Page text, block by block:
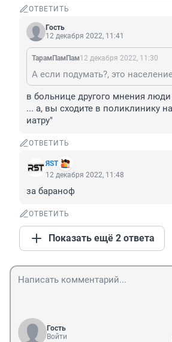
ОТВЕТИТЬ
Гость
12 декабря 2022, 11:41
ТарамПамПам12 декабря 2022, 11:30
в больнице другого мнения люди
... а, вы сходите в поликлинику
иатру"
ОТВЕТИТЬ
ЯST
12 декабря 2022, 11:48
за бараноф
ОТВЕТИТЬ
Показать ещё 2 ответа
Гость
Войти